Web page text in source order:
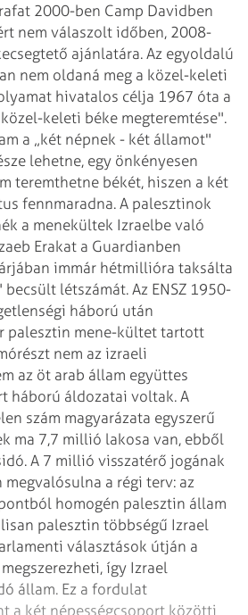
2000-ben Camp Davidben
nem válaszolt időben, 2008-
ajánlatára. Az egyoldalú
nem oldaná meg a közel-keleti
hivatalos célja 1967 óta a
keleti béke megteremtése".
a „két népnek - két államot"
lehetne, egy önkényesen
teremthetne békét, hiszen a két
fennmaradna. A palesztinok
a menekültek Izraelbe való
Erakat a Guardianben
immár hétmillióra taksálta
becsült létszámát. Az ENSZ 1950-
háború után
palesztin mene-kültet tartott
nem az izraeli
az öt arab állam együttes
háború áldozatai voltak. A
szám magyarázata egyszerű
ma 7,7 millió lakosa van, ebből
A 7 millió visszatérő jogának
a régi terv: az
homogén palesztin állam
palesztin többségű Izrael
választások útján a
így Izrael
állam. Ez a fordulat
a két népességcsoport közötti